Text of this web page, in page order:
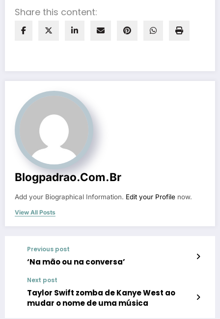
Share this content:
Blogpadrao.com.br
Add your Biographical Information. Edit your Profile now.
View All Posts
Previous post
‘Na mão ou na conversa’
Next post
Taylor Swift zomba de Kanye West ao
mudar o nome de uma música